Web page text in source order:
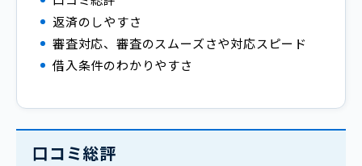
返済のしやすさ
審査対応、審査のスムーズさや対応スピード
借入条件のわかりやすさ
口コミ総評